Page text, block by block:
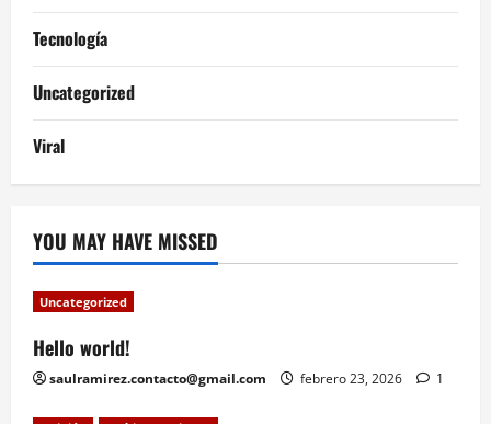
Tecnología
Uncategorized
Viral
YOU MAY HAVE MISSED
Uncategorized
Hello world!
saulramirez.contacto@gmail.com febrero 23, 2026 1